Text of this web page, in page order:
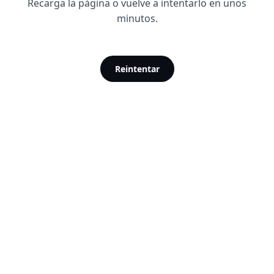
Recarga la página o vuelve a intentarlo en unos
minutos.
Reintentar